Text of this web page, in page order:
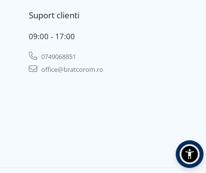
Suport clienti
09:00 - 17:00
0749068851
office@bratcorom.ro